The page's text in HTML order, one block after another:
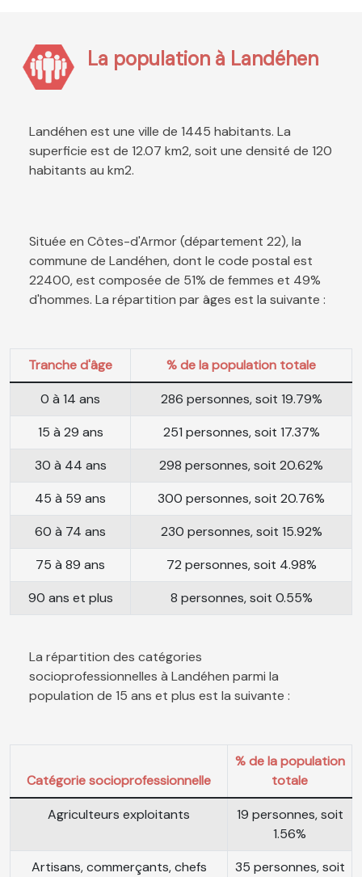
La population à Landéhen
Landéhen est une ville de 1445 habitants. La
superficie est de 12.07 km2, soit une densité de 120
habitants au km2.
Située en Côtes-d'Armor (département 22), la
commune de Landéhen, dont le code postal est
22400, est composée de 51% de femmes et 49%
d'hommes. La répartition par âges est la suivante :
Tranche d'âge
% de la population totale
0 à 14 ans
286 personnes, soit 19.79%
15 à 29 ans
251 personnes, soit 17.37%
30 à 44 ans
298 personnes, soit 20.62%
45 à 59 ans
300 personnes, soit 20.76%
60 à 74 ans
230 personnes, soit 15.92%
75 à 89 ans
72 personnes, soit 4.98%
90 ans et plus
8 personnes, soit 0.55%
La répartition des catégories
socioprofessionnelles à Landéhen parmi la
population de 15 ans et plus est la suivante :
Catégorie socioprofessionnelle
% de la population
totale
Agriculteurs exploitants
19 personnes, soit
1.56%
Artisans, commerçants, chefs
35 personnes, soit